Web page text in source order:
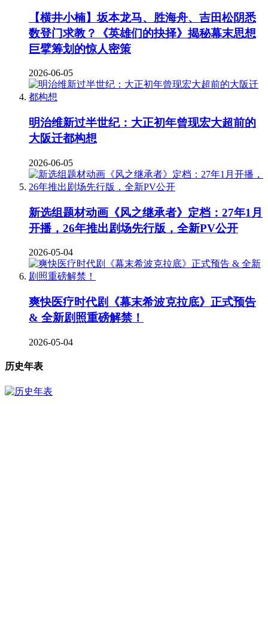
【横井小楠】坂本龙马、胜海舟、吉田松阴悉
数登门求教？《英雄们的抉择》揭秘幕末思想
巨擘筹划的惊人密策
2026-06-05
明治维新过半世纪：大正初年曾现宏大超前的
大阪迁都构想
2026-06-05
新选组题材动画《风之继承者》定档：27年1月
开播，26年推出剧场先行版，全新PV公开
2026-05-04
爽快医疗时代剧《幕末希波克拉底》正式预告
& 全新剧照重磅解禁！
2026-05-04
历史年表